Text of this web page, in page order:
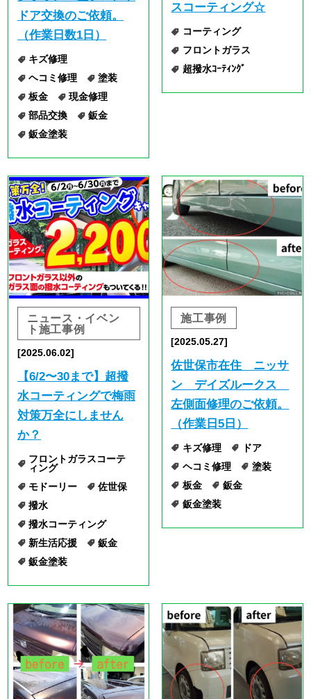
ト 施工事例
[2025.05.23]
塗装はがれ、お困りで
キズ修理
クリア剝がれ
ヘコミ修理
塗装
塗装剥がれ 板金
色はがれ
色褪せ
鈑金
鈑金塗装
1日）
キズ修理 バンパー
フロントバンパー
ヘコミ修理
板金
部品交換
鈑金
鈑金塗装
« 最初
へ
« ... 2 3 4 ... 12
へ »
お客様の声
施工事例NEWS